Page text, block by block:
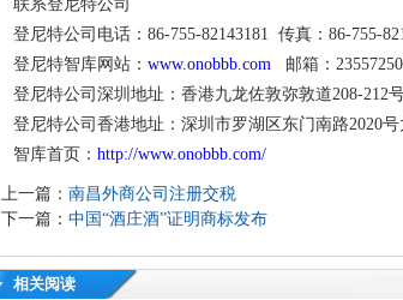
联系登尼特公司
登尼特公司电话：86-755-82143181 传真：86-755-
登尼特智库网站： www.onobbb.com
邮箱：
登尼特公司深圳地址：香港九龙佐敦弥敦道208-212
登尼特公司香港地址：深圳市罗湖区东门南路2020号
智库首页： http://www.onobbb.com/
上一篇： 南昌外商公司注册交税
下一篇： 中国“酒庄酒”证明商标发布
相关阅读